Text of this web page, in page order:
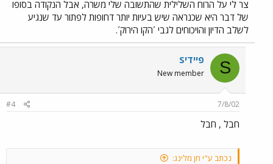
צר לי על הרוח השלילית שהתשובה שלי משרה, אבל הנקודה בסופו
של דבר היא שכנראה שיש בעיות יותר דחופות לפתור עד שנגיע
לשלב הדיון והויכוחים לגבי ´הקו הירוק´.
S Sפיידי
New member
7/8/02
#4
חבל , חבל
נכתב ע"י חן מלינג: